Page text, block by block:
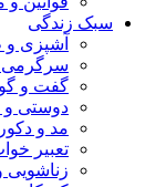
سبک زندگی
آشپزی و
گفت و
دوستی و
مد و
تعبیر